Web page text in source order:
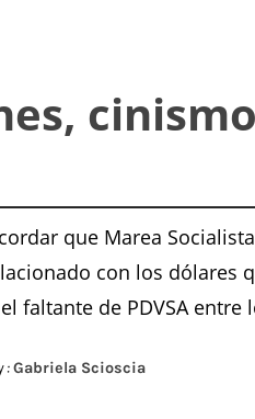
que Marea
con los dólares
faltante de PDVSA entre
:Gabriela Scioscia